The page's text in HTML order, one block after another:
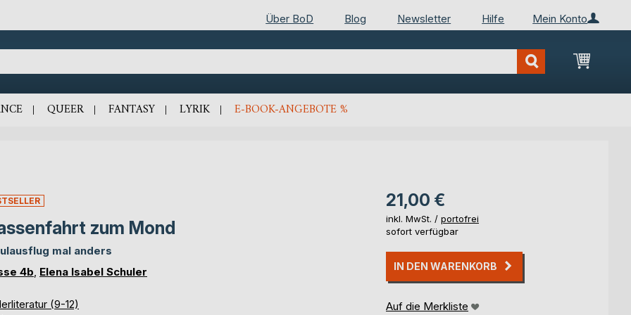
Mein Konto
Über BoD Blog Newsletter Hilfe
Mein
QUEER FANTASY LYRIK E-BOOK-ANGEBOTE %
zum Mond
mal anders
4b Elena Isabel Schuler
(9-12)
21,00 €
inkl. MwSt. / portofrei
sofort verfügbar
IN DEN WARENKORB
Auf die Merkliste